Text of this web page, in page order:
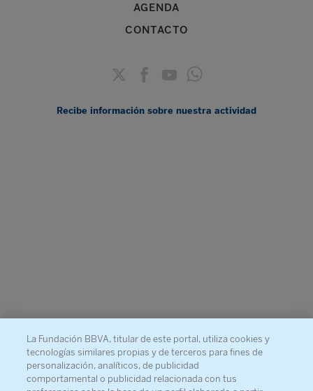
AGENDA
CONTACTO
Recibe información sobre nuestra actividad
La Fundación BBVA, titular de este portal, utiliza cookies y
tecnologías similares propias y de terceros para fines de
personalización, analíticos, de publicidad
comportamental o publicidad relacionada con tus